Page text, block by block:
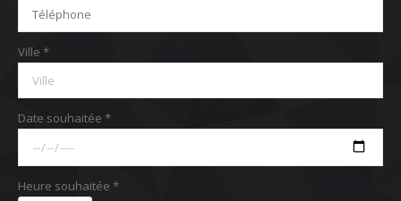
Ville *
Date souhaitée *
Heure souhaitée *